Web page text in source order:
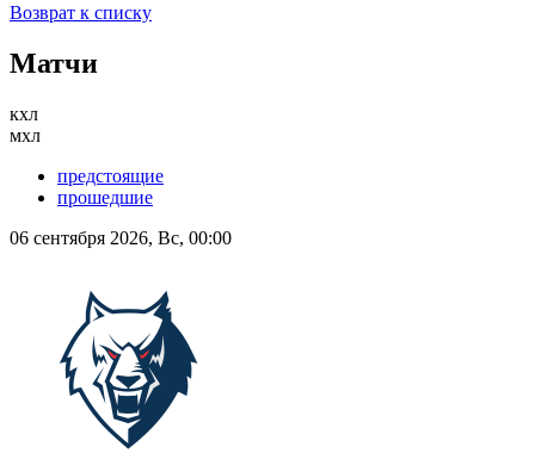
Возврат к списку
Матчи
кхл
мхл
предстоящие
прошедшие
06 сентября 2026, Вс, 00:00